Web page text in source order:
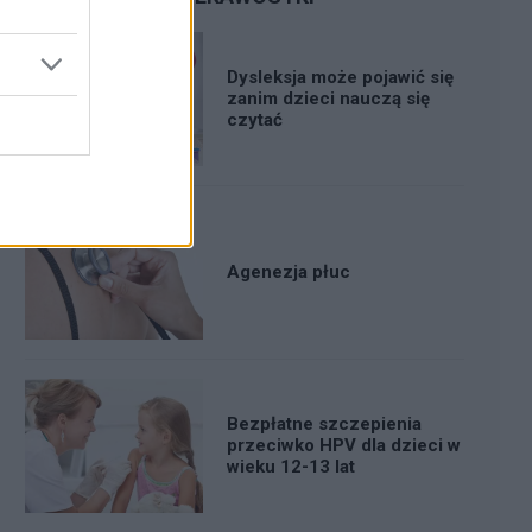
Dysleksja może pojawić się
zanim dzieci nauczą się
czytać
Agenezja płuc
Bezpłatne szczepienia
przeciwko HPV dla dzieci w
wieku 12-13 lat